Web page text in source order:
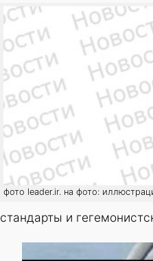
фото leader.ir. на фото:
стандарты и